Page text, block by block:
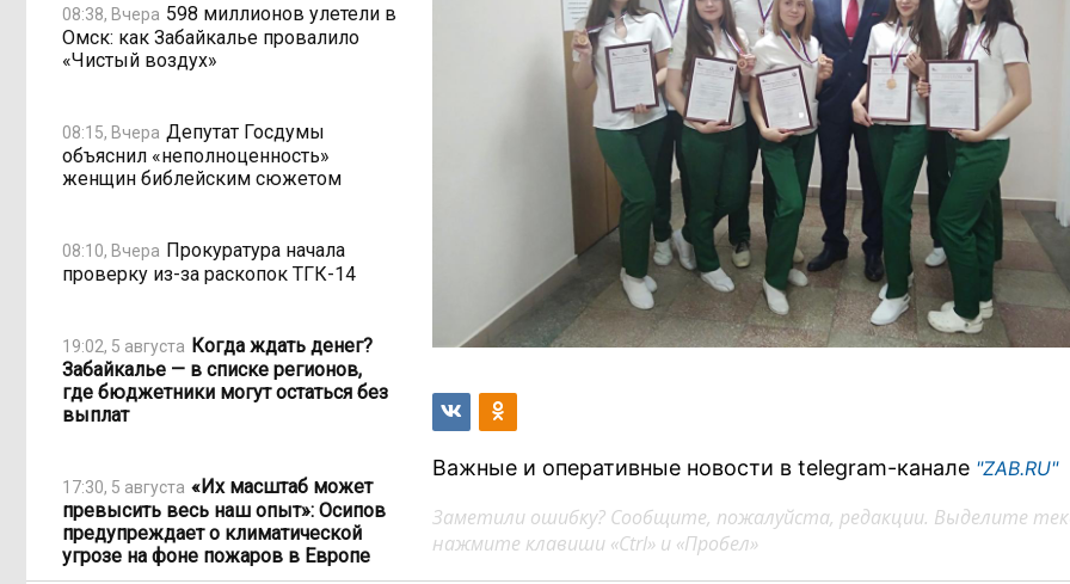
08:38, Вчера 598 миллионов улетели в
Омск: как Забайкалье провалило
«Чистый воздух»
08:15, Вчера Депутат Госдумы
объяснил «неполноценность»
женщин библейским сюжетом
08:10, Вчера Прокуратура начала
проверку из-за раскопок ТГК-14
19:02, 5 августа Когда ждать денег?
Забайкалье — в списке регионов,
где бюджетники могут остаться без
выплат
17:30, 5 августа «Их масштаб может
превысить весь наш опыт»: Осипов
предупреждает о климатической
угрозе на фоне пожаров в Европе
Важные и оперативные новости в telegram-канале "ZAB.RU"
Заметили ошибку? Сообщите, пожалуйста, редакции. Выделите
нажмите клавиши «Ctrl» и «Пробел»